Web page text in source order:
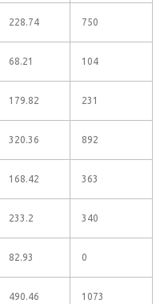
228.74 750
68.21 104
179.82 231
320.36 892
168.42 363
233.2 340
82.93 0
490.46 1073